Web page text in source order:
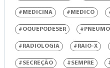
#MEDICINA #MEDICO
#OQUEPODESER
#RADIOLOGIA #RAIO-X
#SECREÇÃO #SEMPRE